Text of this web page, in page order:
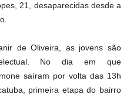
21, desaparecidas desde a
de Oliveira, as jovens são
No dia em que
saíram por volta das 13h
primeira etapa do bairro